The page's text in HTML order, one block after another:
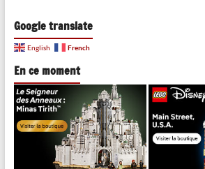
Google translate
English French
En ce moment